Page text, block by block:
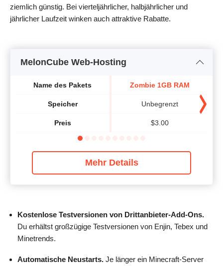
ziemlich günstig. Bei vierteljährlicher, halbjährlicher und
jährlicher Laufzeit winken auch attraktive Rabatte.
MelonCube Web-Hosting
Name des Pakets
Speicher
Preis
Zombie 1GB RAM
Unbegrenzt
$3.00
Mehr Details
Kostenlose Testversionen von Drittanbieter-Add-Ons.
Du erhältst großzügige Testversionen von Enjin, Tebex und
Minetrends.
Automatische Neustarts. Je länger ein Minecraft-Server